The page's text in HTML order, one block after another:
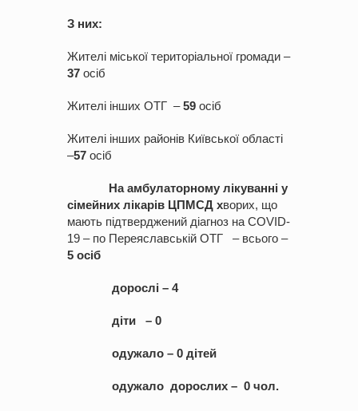
З них:
Жителі міської територіальної громади –
37 осіб
Жителі інших ОТГ –59 осіб
Жителі інших районів Київської області
–57 осіб
На амбулаторному лікуванні у
сімейних лікарів ЦПМСД хворих, що
мають підтверджений діагноз на COVID-
19 – по Переяславській ОТГ – всього –
5 осіб
дорослі – 4
діти – 0
одужало – 0 дітей
одужало дорослих – 0 чол.